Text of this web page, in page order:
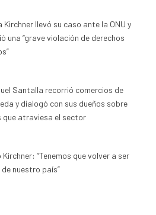
Kirchner llevó su caso ante la ONU y
una “grave violación de derechos
Santalla recorrió comercios de
y dialogó con sus dueños sobre
que atraviesa el sector
Kirchner: “Tenemos que volver a ser
de nuestro país”